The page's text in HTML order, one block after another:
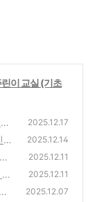
이 교실 (기초
2025.12.17
2025.12.14
2025.12.11
2025.12.11
2025.12.07